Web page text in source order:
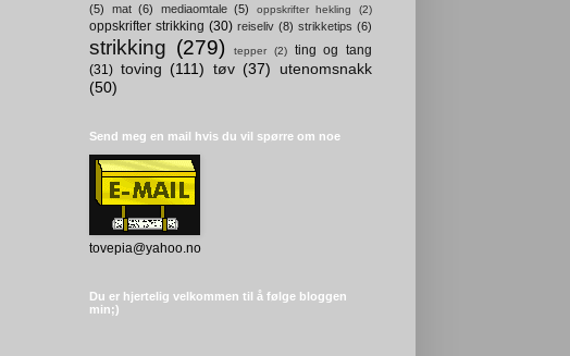
(5)
mat (6) mediaomtale (5) oppskrifter hekling (2)
oppskrifter strikking (30) reiseliv (8) strikketips (6)
strikking (279) tepper (2)
ting og tang
(31) toving (111) tøv (37)
utenomsnakk
(50)
Send meg en mail hvis du vil spørre om noe
tovepia@yahoo.no
Du er hjertelig velkommen til å følge bloggen
min;)